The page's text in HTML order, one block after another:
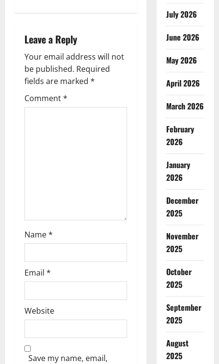
v
i
g
a
Leave a Reply
Your email address will not
be published. Required
fields are marked *
Comment*
Name*
Email *
Website
Save my name, email,
July 2026
June 2026
May 2026
April 2026
March 2026
February
2026
January
2026
December
2025
November
2025
October
2025
September
2025
August
2025